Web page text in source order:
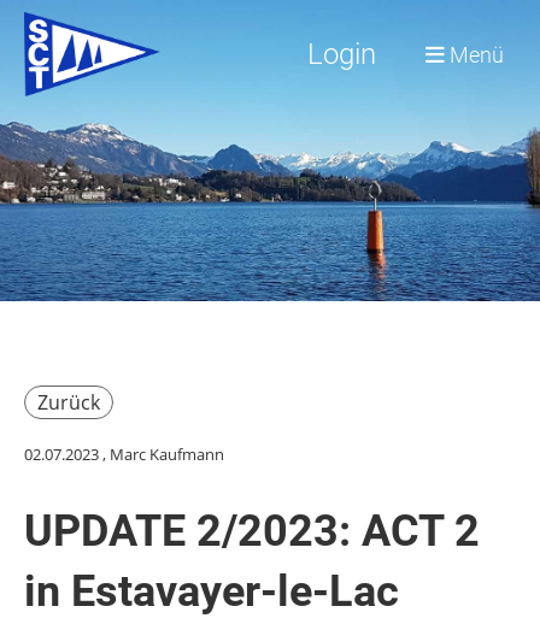
Login Menü
Zurück
02.07.2023, Marc Kaufmann
UPDATE 2/2023: ACT 2
in Estavayer-le-Lac